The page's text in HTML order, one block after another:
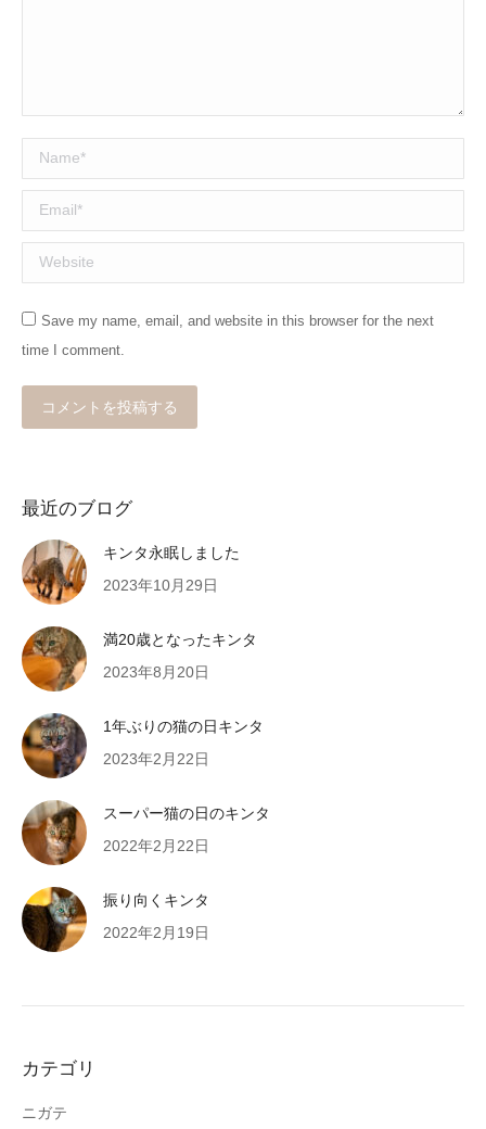
Name *
Email *
Website
Save my name, email, and website in this browser for the next
time I comment.
コメントを投稿する
最近のブログ
キンタ永眠しました
2023年10月29日
満20歳となったキンタ
2023年8月20日
1年ぶりの猫の日キンタ
2023年2月22日
スーパー猫の日のキンタ
2022年2月22日
振り向くキンタ
2022年2月19日
カテゴリ
ニガテ